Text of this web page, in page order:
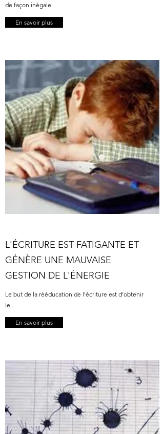
de façon inégale.
En savoir plus
L'ÉCRITURE EST FATIGANTE ET
GÉNÈRE UNE MAUVAISE
GESTION DE L'ÉNERGIE
Le but de la rééducation de l’écriture est d’obtenir
le...
En savoir plus